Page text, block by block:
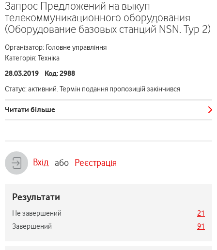
Запрос Предложений на выкуп
телекоммуникационного оборудования
(Оборудование базовых станций NSN. Тур 2)
Організатор: Головне управління
Категорія: Техніка
28.03.2019 Код: 2988
Статус: активний. Термін подання пропозицій закінчився
Читати більше
Вхід або Реєстрація
Результати
Не завершений
21
Завершений
91